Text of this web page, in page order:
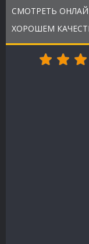
СМОТРЕТЬ
ХОРОШЕМ